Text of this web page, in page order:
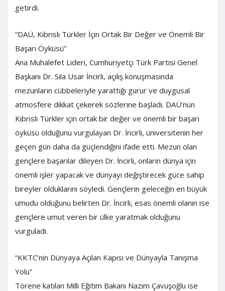
getirdi.
“DAÜ, Kıbrıslı Türkler İçin Ortak Bir Değer ve Önemli Bir
Başarı Öyküsü”
Ana Muhalefet Lideri, Cumhuriyetçi Türk Partisi Genel
Başkanı Dr. Sıla Usar İncirli, açılış konuşmasında
mezunların cübbeleriyle yarattığı gurur ve duygusal
atmosfere dikkat çekerek sözlerine başladı. DAÜ’nün
Kıbrıslı Türkler için ortak bir değer ve önemli bir başarı
öyküsü olduğunu vurgulayan Dr. İncirli, üniversitenin her
geçen gün daha da güçlendiğini ifade etti. Mezun olan
gençlere başarılar dileyen Dr. İncirli, onların dünya için
önemli işler yapacak ve dünyayı değiştirecek güce sahip
bireyler olduklarını söyledi. Gençlerin geleceğin en büyük
umudu olduğunu belirten Dr. İncirli, esas önemli olanın ise
gençlere umut veren bir ülke yaratmak olduğunu
vurguladı.
“KKTC’nin Dünyaya Açılan Kapısı ve Dünyayla Tanışma
Yolu”
Törene katılan Milli Eğitim Bakanı Nazım Çavuşoğlu ise